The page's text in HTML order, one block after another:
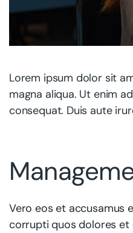
Lorem ipsum dolor sit
magna aliqua. Ut enim
consequat. Duis aute
Vero eos et accusamus
corrupti quos dolores et